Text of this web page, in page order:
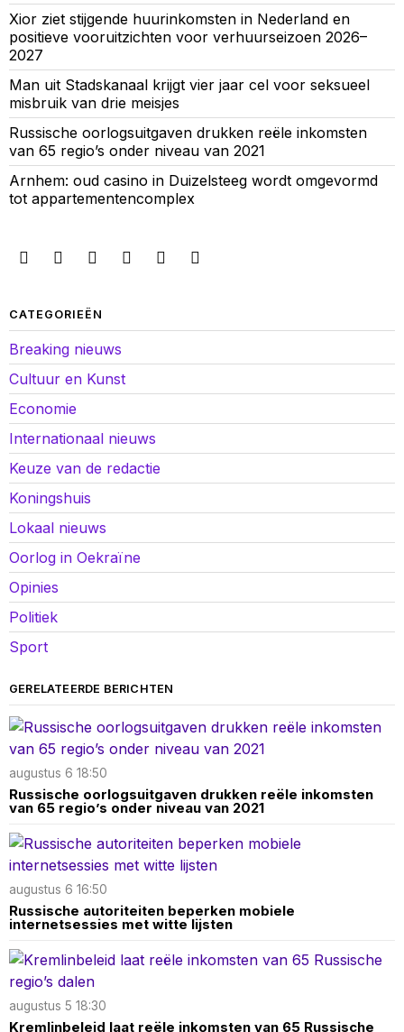
Xior ziet stijgende huurinkomsten in Nederland en
positieve vooruitzichten voor verhuurseizoen 2026–
2027
Man uit Stadskanaal krijgt vier jaar cel voor seksueel
misbruik van drie meisjes
Russische oorlogsuitgaven drukken reële inkomsten
van 65 regio’s onder niveau van 2021
Arnhem: oud casino in Duizelsteeg wordt omgevormd
tot appartementencomplex
CATEGORIEËN
Breaking nieuws
Cultuur en Kunst
Economie
Internationaal nieuws
Keuze van de redactie
Koningshuis
Lokaal nieuws
Oorlog in Oekraïne
Opinies
Politiek
Sport
GERELATEERDE BERICHTEN
augustus 6 18:50
Russische oorlogsuitgaven drukken reële inkomsten
van 65 regio’s onder niveau van 2021
augustus 6 16:50
Russische autoriteiten beperken mobiele
internetsessies met witte lijsten
augustus 5 18:30
Kremlinbeleid laat reële inkomsten van 65 Russische